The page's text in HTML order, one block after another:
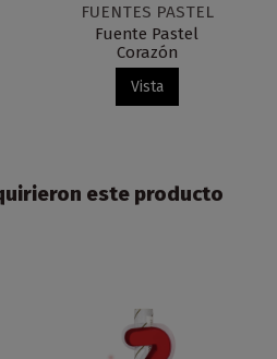
FUENTES PASTEL
Fuente Pastel
Corazón
Vista
este producto